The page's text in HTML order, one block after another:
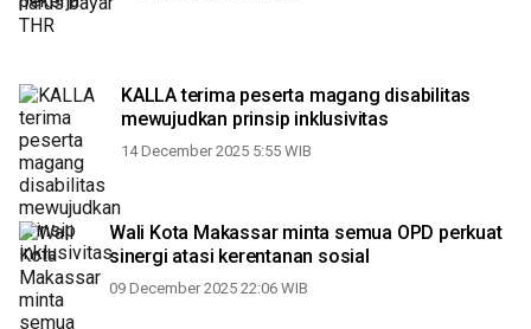
KALLA terima peserta magang disabilitas
mewujudkan prinsip inklusivitas
14 December 2025 5:55 WIB
Wali Kota Makassar minta semua OPD perkuat
sinergi atasi kerentanan sosial
09 December 2025 22:06 WIB